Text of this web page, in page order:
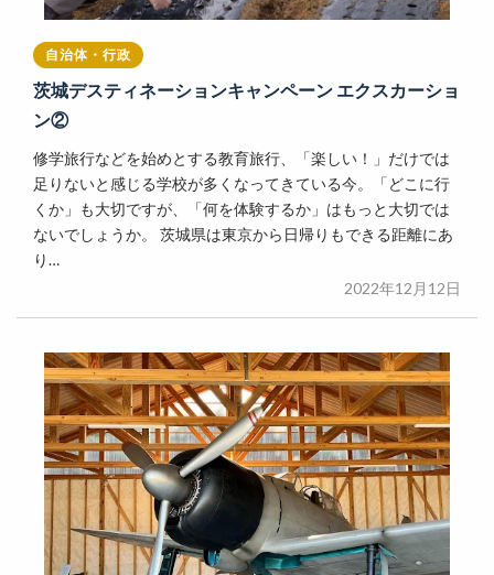
自治体・行政
茨城デスティネーションキャンペーン エクスカーショ
ン②
修学旅行などを始めとする教育旅行、「楽しい！」だけでは
足りないと感じる学校が多くなってきている今。「どこに行
くか」も大切ですが、「何を体験するか」はもっと大切では
ないでしょうか。 茨城県は東京から日帰りもできる距離にあ
り…
2022年12月12日